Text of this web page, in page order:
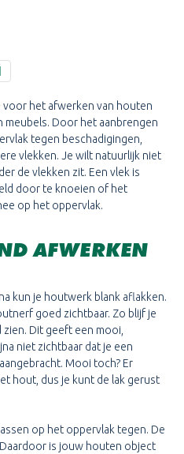
voor het afwerken van houten
meubels. Door het aanbrengen
tegen beschadigingen,
vlekken. Je wilt natuurlijk niet
de vlekken zit. Een vlek is
door te knoeien of het
op het oppervlak.
AFWERKEN
kun je houtwerk blank aflakken.
goed zichtbaar. Zo blijf je
Dit geeft een mooi,
niet zichtbaar dat je een
Mooi toch? Er
hout, dus je kunt de lak gerust
op het oppervlak tegen. De
is jouw houten object